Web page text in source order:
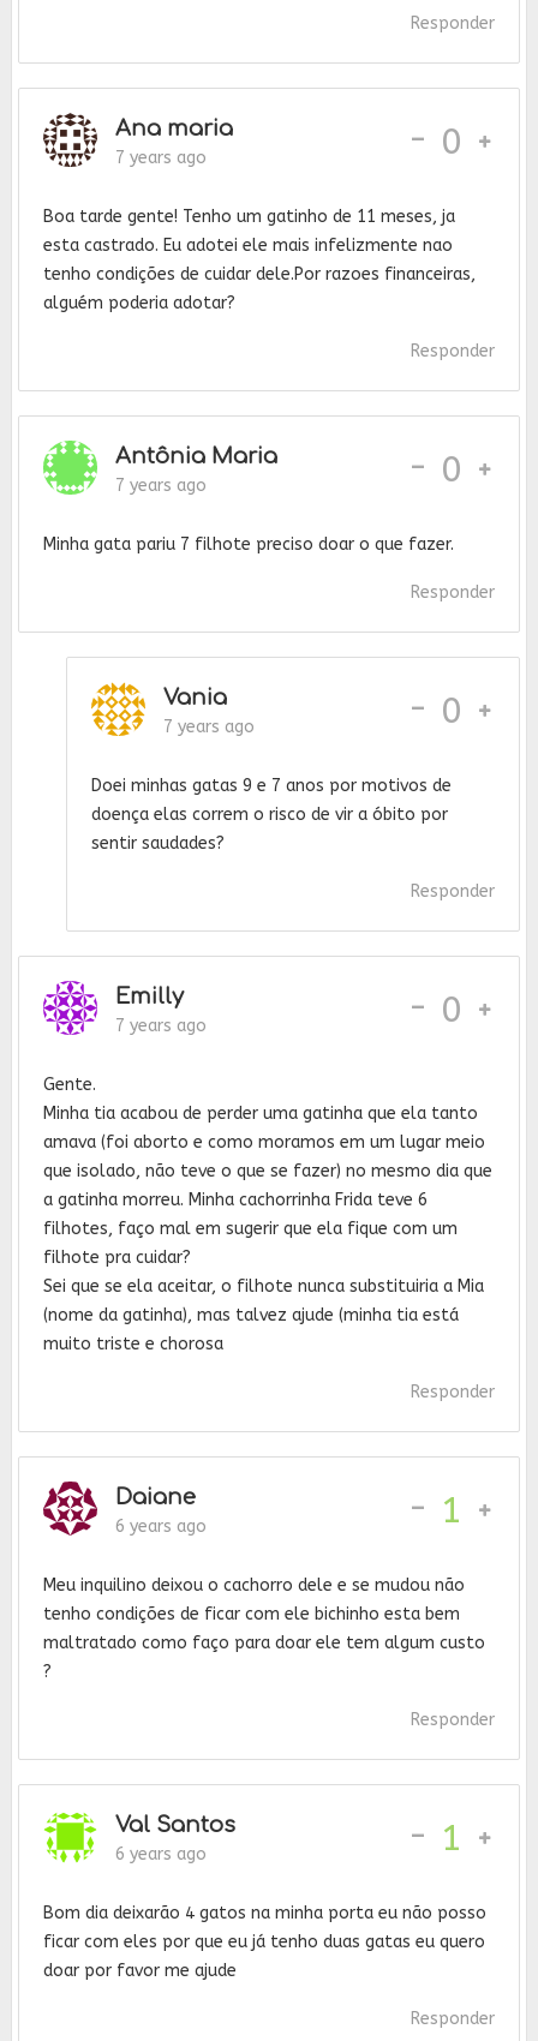
Responder
Ana maria
7 years ago - 0
Boa tarde gente! Tenho um gatinho de 11 meses, ja
esta castrado. Eu adotei ele mais infelizmente nao
tenho condições de cuidar dele.Por razoes financeiras,
alguém poderia adotar?
Responder
Antônia Maria
7 years ago - 0
Minha gata pariu 7 filhote preciso doar o que fazer.
Responder
Vania
7 years ago - 0
Doei minhas gatas 9 e 7 anos por motivos de
doença elas correm o risco de vir a óbito por
sentir saudades?
Responder
Emilly
7 years ago - 0
Gente.
Minha tia acabou de perder uma gatinha que ela tanto
amava (foi aborto e como moramos em um lugar meio
que isolado, não teve o que se fazer) no mesmo dia que
a gatinha morreu. Minha cachorrinha Frida teve 6
filhotes, faço mal em sugerir que ela fique com um
filhote pra cuidar?
Sei que se ela aceitar, o filhote nunca substituiria a Mia
(nome da gatinha), mas talvez ajude (minha tia está
muito triste e chorosa
Responder
Daiane
6 years ago - 1
Meu inquilino deixou o cachorro dele e se mudou não
tenho condições de ficar com ele bichinho esta bem
maltratado como faço para doar ele tem algum custo
?
Responder
Val Santos
6 years ago - 1
Bom dia deixarão 4 gatos na minha porta eu não posso
ficar com eles por que eu já tenho duas gatas eu quero
doar por favor me ajude
Responder